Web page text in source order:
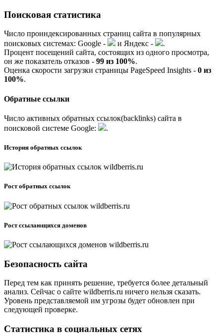
Поисковая статистика
Число проиндексированных страниц сайта в популярных
поисковых системах: Google - и Яндекс -
.
Процент посещений сайта, состоящих из одного просмотра,
он же показатель отказов - 99 из 100%.
Оценка скорости загрузки страницы PageSpeed Insights - 0 из
100%.
Обратные ссылки
Число активных обратных ссылок(backlinks) сайта в
поисковой системе Google: .
История обратных ссылок
Рост обратных ссылок
Рост ссылающихся доменов
Безопасность сайта
Перед тем как принять решение, требуется более детальный
анализ. Сейчас о сайте wildberris.ru ничего нельзя сказать.
Уровень представляемой им угрозы будет обновлен при
следующей проверке.
Статистика в социальных сетях